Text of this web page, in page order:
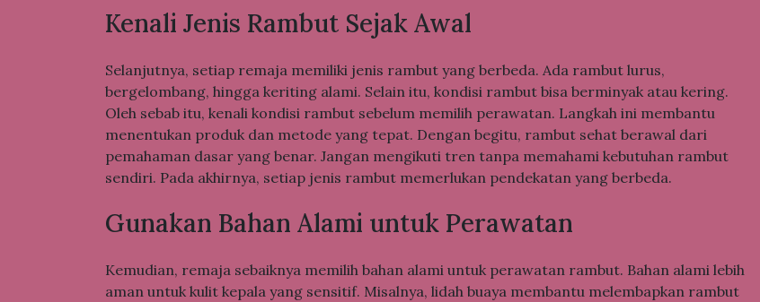
Kenali Jenis Rambut Sejak Awal
Selanjutnya, setiap remaja memiliki jenis rambut yang berbeda. Ada rambut lurus,
bergelombang, hingga keriting alami. Selain itu, kondisi rambut bisa berminyak atau kering.
Oleh sebab itu, kenali kondisi rambut sebelum memilih perawatan. Langkah ini membantu
menentukan produk dan metode yang tepat. Dengan begitu, rambut sehat berawal dari
pemahaman dasar yang benar. Jangan mengikuti tren tanpa memahami kebutuhan rambut
sendiri. Pada akhirnya, setiap jenis rambut memerlukan pendekatan yang berbeda.
Gunakan Bahan Alami untuk Perawatan
Kemudian, remaja sebaiknya memilih bahan alami untuk perawatan rambut. Bahan alami lebih
aman untuk kulit kepala yang sensitif. Misalnya, lidah buaya membantu melembapkan rambut